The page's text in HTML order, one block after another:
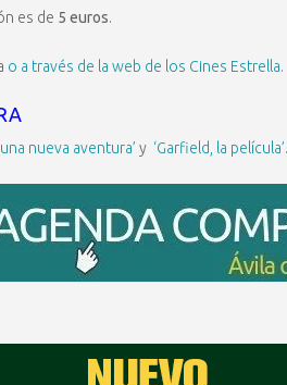
es de 5 euros.
o a través de la web de los Cines Estrella.
una nueva aventura’ y ‘Garfield, la película’.